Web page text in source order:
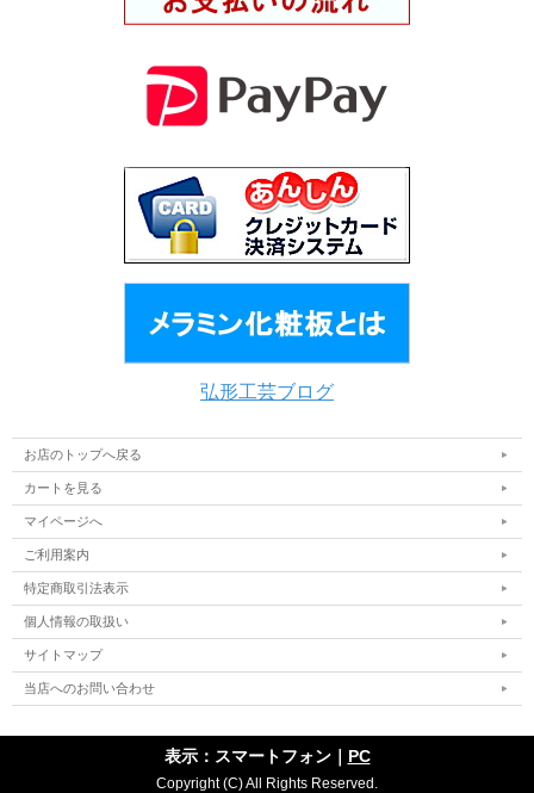
弘形工芸ブログ
お店のトップへ戻る
カートを見る
マイページへ
ご利用案内
特定商取引法表示
個人情報の取扱い
サイトマップ
当店へのお問い合わせ
表示：スマートフォン｜ PC
Copyright (C) All Rights Reserved.